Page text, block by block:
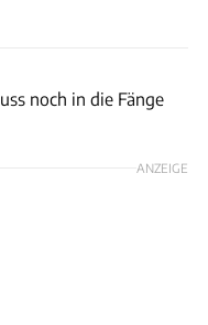
noch in die Fänge
ANZEIGE